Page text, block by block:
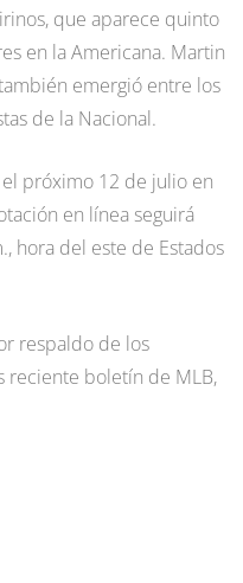
que aparece quinto
en la Americana. Martin
emergió entre los
de la Nacional.
el próximo 12 de julio en
en línea seguirá
hora del este de Estados
respaldo de los
reciente boletín de MLB,